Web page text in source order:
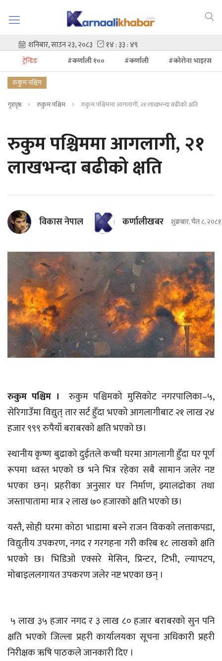
ट्रेन्डिङ #कर्णाली १०० #कर्णाली
#कोरोना भाइरस
रुकुम पश्चिम
गृहपृष्ठ रुकुम पश्चिम रुकुम पश्चिममा आगलागी, २१ लाखभन्दा बढीको क्षति
रुकुम पश्चिममा आगलागी, २१
लाखभन्दा बढीको क्षति
विकास नेपाल कर्णालीखबर शुक्रबार, चैत ८, २०८१
रुकुम पश्चिम । रुकुम पश्चिमको मुसिकोट नगरपालिका–५,
सेरिगाउँमा विद्युत् तार सर्ट हुँदा भएको आगलागीबाट २१ लाख २४
हजार ९९९ रुपैयाँ बराबरको क्षति भएको छ।
स्थानीय कृष्ण बुढाको दुईतले कच्ची घरमा आगलागी हुँदा घर पूर्ण
रूपमा ध्वस्त भएको छ भने भित्र रहेका सबै सामान जलेर नष्ट
भएका छन्। प्रहरीका अनुसार घर निर्माण, झ्यालढोका तथा
जस्तापातामा मात्र २ लाख ७० हजारको क्षति भएको छ।
यस्तै, सोही घरमा कोठा भाडामा बस्ने राजन विकको लत्ताकपडा,
विद्युतीय उपकरण, नगद र गरगहना गरी करिब १८ लाखको क्षति
भएको छ। भिडिओ एक्सरे मेसिन, प्रिन्टर, टिभी, ल्यापटप,
मोबाइललगायत उपकरण जलेर नष्ट भएका छन् ।
५ लाख ३५ हजार नगद र ३ लाख ८० हजार बराबरको सुन पनि
क्षति भएको जिल्ला प्रहरी कार्यालयका सूचना अधिकारी प्रहरी
निरीक्षक ऋषि पाठकले जानकारी दिए ।